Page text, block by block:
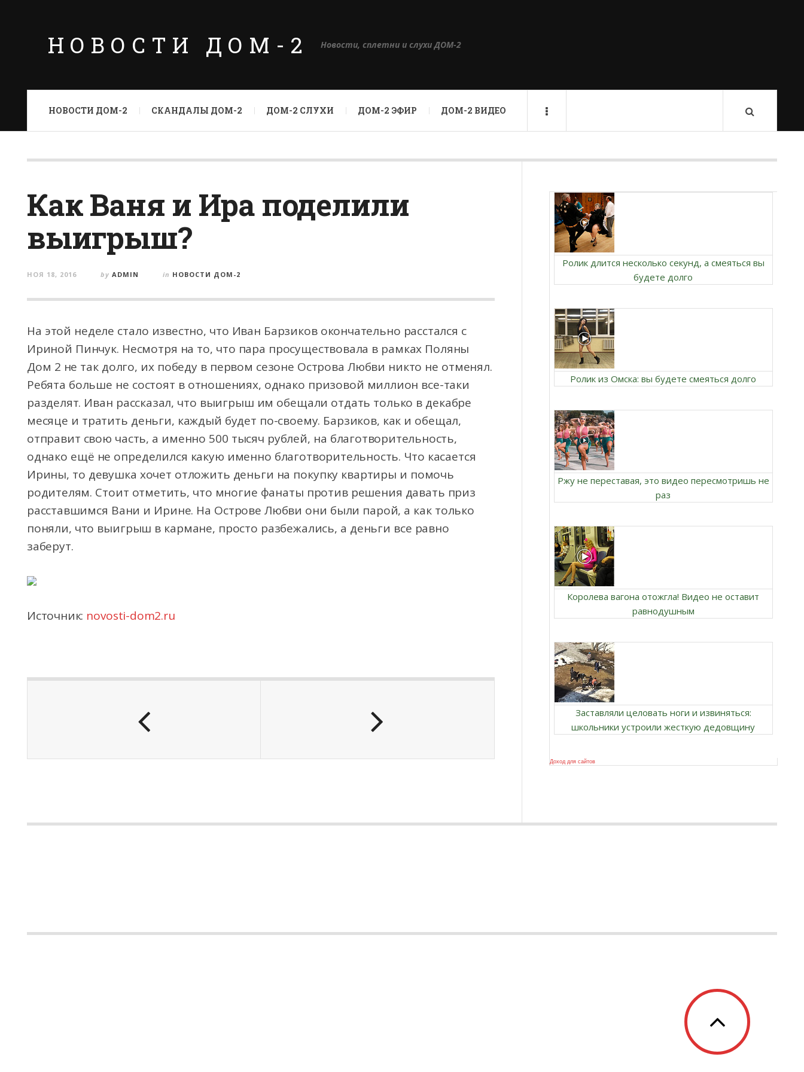
НОВОСТИ ДОМ-2 Новости, сплетни и слухи ДОМ-2
НОВОСТИ ДОМ-2 СКАНДАЛЫ ДОМ-2 ДОМ-2 СЛУХИ ДОМ-2 ЭФИР ДОМ-2 ВИДЕО
Как Ваня и Ира поделили
выигрыш?
НОЯ 18, 2016 by ADMIN in НОВОСТИ ДОМ-2
На этой неделе стало известно, что Иван Барзиков окончательно расстался с
Ириной Пинчук. Несмотря на то, что пара просуществовала в рамках Поляны
Дом 2 не так долго, их победу в первом сезоне Острова Любви никто не отменял.
Ребята больше не состоят в отношениях, однако призовой миллион все-таки
разделят. Иван рассказал, что выигрыш им обещали отдать только в декабре
месяце и тратить деньги, каждый будет по-своему. Барзиков, как и обещал,
отправит свою часть, а именно 500 тысяч рублей, на благотворительность,
однако ещё не определился какую именно благотворительность. Что касается
Ирины, то девушка хочет отложить деньги на покупку квартиры и помочь
родителям. Стоит отметить, что многие фанаты против решения давать приз
расставшимся Вани и Ирине. На Острове Любви они были парой, а как только
поняли, что выигрыш в кармане, просто разбежались, а деньги все равно
заберут.
Источник: novosti-dom2.ru
Ролик длится несколько секунд, а смеяться вы
будете долго
Ролик из Омска: вы будете смеяться долго
Ржу не переставая, это видео пересмотришь не
раз
Королева вагона отожгла! Видео не оставит
равнодушным
Заставляли целовать ноги и извиняться:
школьники устроили жесткую дедовщину
Доход для сайтов